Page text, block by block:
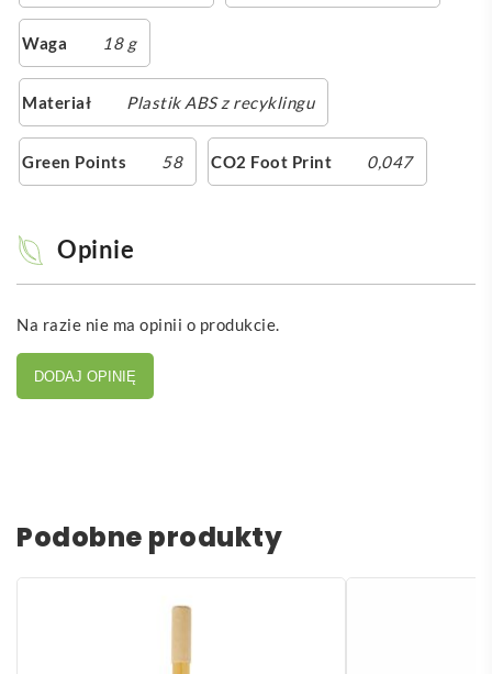
Waga 18 g
Materiał Plastik ABS z recyklingu
Green Points 58 CO2 Foot Print 0,047
Opinie
Na razie nie ma opinii o produkcie.
DODAJ OPINIĘ
Podobne produkty